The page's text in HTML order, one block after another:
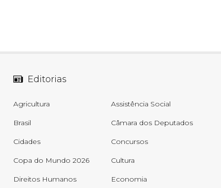
Editorias
Agricultura Assistência Social
Brasil Câmara dos Deputados
Cidades Concursos
Copa do Mundo 2026 Cultura
Direitos Humanos Economia